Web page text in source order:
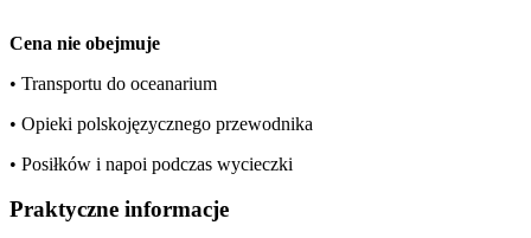
Cena nie obejmuje
• Transportu do oceanarium
• Opieki polskojęzycznego przewodnika
• Posiłków i napoi podczas wycieczki
Praktyczne informacje